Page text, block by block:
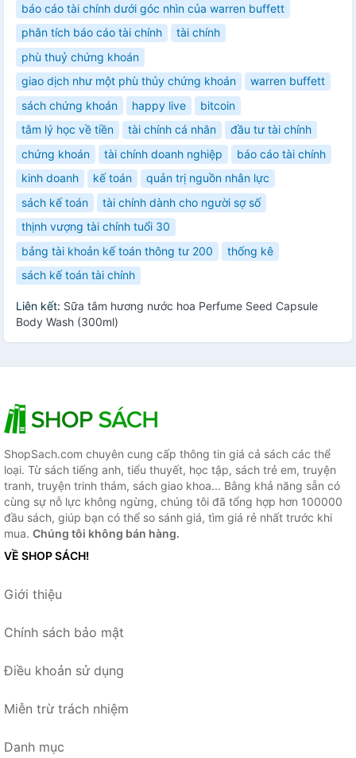
báo cáo tài chính dưới góc nhìn của warren buffett
phân tích báo cáo tài chính
tài chính
phù thuỷ chứng khoán
giao dịch như một phù thủy chứng khoán
warren buffett
sách chứng khoán
happy live
bitcoin
tâm lý học về tiền
tài chính cá nhân
đầu tư tài chính
chứng khoán
tài chính doanh nghiệp
báo cáo tài chính
kinh doanh
kế toán
quản trị nguồn nhân lực
sách kế toán
tài chính dành cho người sợ số
thịnh vượng tài chính tuổi 30
bảng tài khoản kế toán thông tư 200
thống kê
sách kế toán tài chính
Liên kết: Sữa tắm hương nước hoa Perfume Seed Capsule
Body Wash (300ml)
ShopSach.com chuyên cung cấp thông tin giá cả sách các thể
loại. Từ sách tiếng anh, tiểu thuyết, học tập, sách trẻ em, truyện
tranh, truyện trinh thám, sách giao khoa... Bằng khả năng sẵn có
cùng sự nỗ lực không ngừng, chúng tôi đã tổng hợp hơn 100000
đầu sách, giúp bạn có thể so sánh giá, tìm giá rẻ nhất trước khi
mua. Chúng tôi không bán hàng.
VỀ SHOP SÁCH!
Giới thiệu
Chính sách bảo mật
Điều khoản sử dụng
Miễn trừ trách nhiệm
Danh mục